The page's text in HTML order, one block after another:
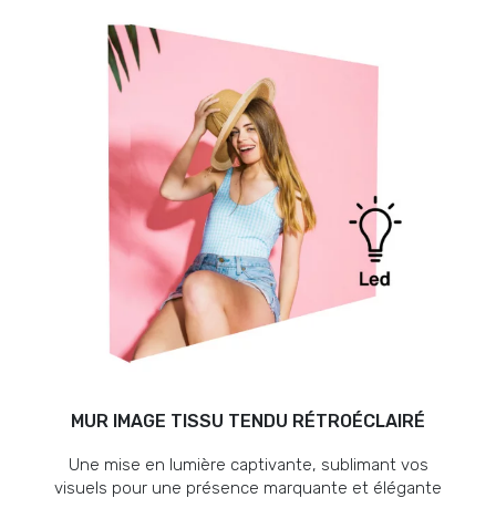
MUR IMAGE TISSU TENDU RÉTROÉCLAIRÉ
Une mise en lumière captivante, sublimant vos
visuels pour une présence marquante et élégante